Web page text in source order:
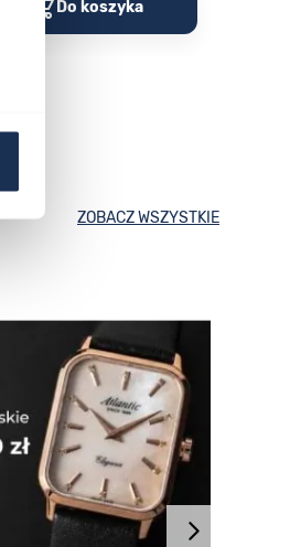
Do koszyka
ZOBACZ WSZYSTKIE